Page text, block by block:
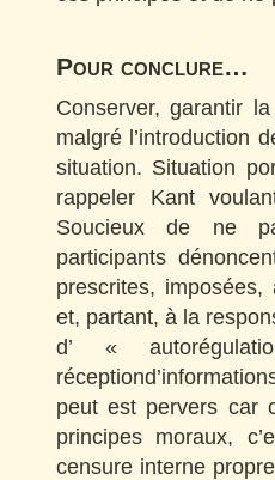
Pour conclure…
Conserver, garantir
malgré l’introduction
situation. Situation
rappeler Kant
Soucieux de ne
participants
prescrites,
et, partant, à la
d’ «
peut est pervers car
principes moraux,
censure interne